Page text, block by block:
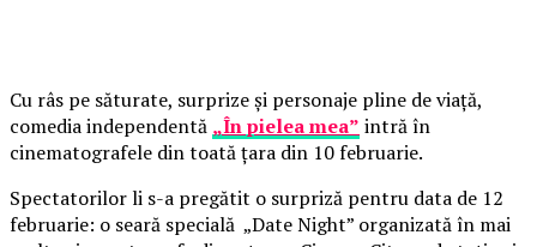
Cu râs pe săturate, surprize și personaje pline de viață,
comedia independentă „În pielea mea” intră în
cinematografele din toată țara din 10 februarie.
Spectatorilor li s-a pregătit o surpriză pentru data de 12
februarie: o seară specială „Date Night” organizată în mai